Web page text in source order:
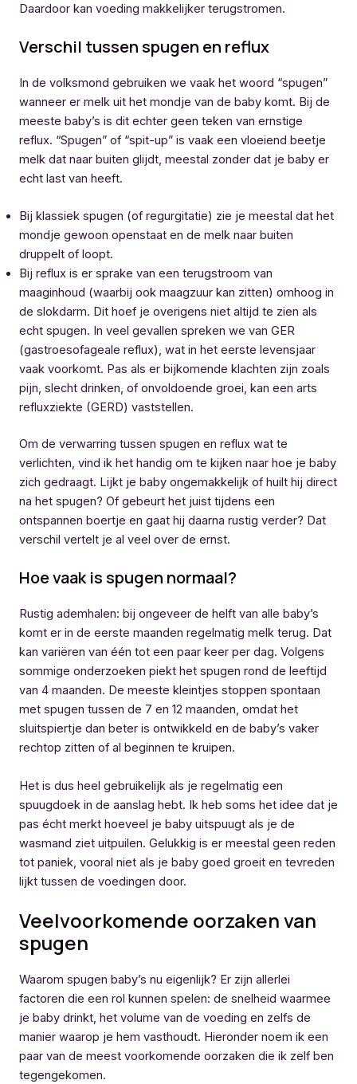
Daardoor kan voeding makkelijker terugstromen.
Verschil tussen spugen en reflux
In de volksmond gebruiken we vaak het woord “spugen”
wanneer er melk uit het mondje van de baby komt. Bij de
meeste baby’s is dit echter geen teken van ernstige
reflux. “Spugen” of “spit-up” is vaak een vloeiend beetje
melk dat naar buiten glijdt, meestal zonder dat je baby er
echt last van heeft.
Bij klassiek spugen (of regurgitatie) zie je meestal dat het
mondje gewoon openstaat en de melk naar buiten
druppelt of loopt.
Bij reflux is er sprake van een terugstroom van
maaginhoud (waarbij ook maagzuur kan zitten) omhoog in
de slokdarm. Dit hoef je overigens niet altijd te zien als
echt spugen. In veel gevallen spreken we van GER
(gastroesofageale reflux), wat in het eerste levensjaar
vaak voorkomt. Pas als er bijkomende klachten zijn zoals
pijn, slecht drinken, of onvoldoende groei, kan een arts
refluxziekte (GERD) vaststellen.
Om de verwarring tussen spugen en reflux wat te
verlichten, vind ik het handig om te kijken naar hoe je baby
zich gedraagt. Lijkt je baby ongemakkelijk of huilt hij direct
na het spugen? Of gebeurt het juist tijdens een
ontspannen boertje en gaat hij daarna rustig verder? Dat
verschil vertelt je al veel over de ernst.
Hoe vaak is spugen normaal?
Rustig ademhalen: bij ongeveer de helft van alle baby’s
komt er in de eerste maanden regelmatig melk terug. Dat
kan variëren van één tot een paar keer per dag. Volgens
sommige onderzoeken piekt het spugen rond de leeftijd
van 4 maanden. De meeste kleintjes stoppen spontaan
met spugen tussen de 7 en 12 maanden, omdat het
sluitspiertje dan beter is ontwikkeld en de baby’s vaker
rechtop zitten of al beginnen te kruipen.
Het is dus heel gebruikelijk als je regelmatig een
spuugdoek in de aanslag hebt. Ik heb soms het idee dat je
pas écht merkt hoeveel je baby uitspuugt als je de
wasmand ziet uitpuilen. Gelukkig is er meestal geen reden
tot paniek, vooral niet als je baby goed groeit en tevreden
lijkt tussen de voedingen door.
Veelvoorkomende oorzaken van
spugen
Waarom spugen baby’s nu eigenlijk? Er zijn allerlei
factoren die een rol kunnen spelen: de snelheid waarmee
je baby drinkt, het volume van de voeding en zelfs de
manier waarop je hem vasthoudt. Hieronder noem ik een
paar van de meest voorkomende oorzaken die ik zelf ben
tegengekomen.